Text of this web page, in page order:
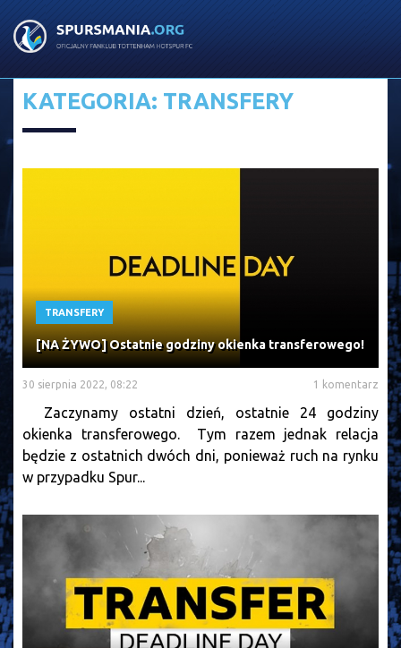
KATEGORIA: TRANSFERY
TRANSFERY
[NA ŻYWO] Ostatnie godziny okienka transferowego!
30 sierpnia 2022, 08:22 1 komentarz
Zaczynamy ostatni dzień, ostatnie 24 godziny
okienka transferowego. Tym razem jednak relacja
będzie z ostatnich dwóch dni, ponieważ ruch na rynku
w przypadku Spur...